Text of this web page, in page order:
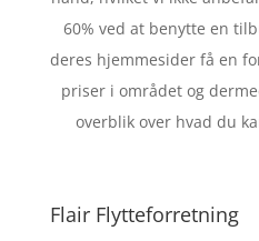
60% ved at benytte en
deres hjemmesider få en
priser i området og
overblik over hvad du
Flair Flytteforretning